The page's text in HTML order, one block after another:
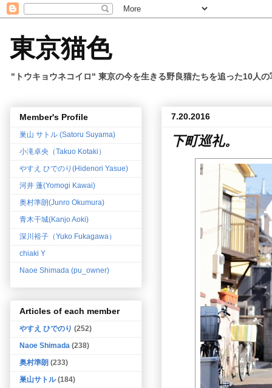
東京猫色
"トウキョウネコイロ" 東京の今を生きる野良猫たちを追った10人
7.20.2016
下町巡礼。
Member's Profile
巣山 サトル (Satoru Suyama)
小滝卓央（Takuo Kotaki）
やすえ ひでのり(Hidenori Yasue)
河井 蓬(Yomogi Kawai)
奥村準朗(Junro Okumura)
青木干城(Kanjo Aoki)
深川裕子（Yuko Fukagawa）
chiaki Y
Naoe Shimada (pu_owner)
Articles of each member
やすえ ひでのり (252)
Naoe Shimada (238)
奥村準朗 (233)
巣山サトル (184)